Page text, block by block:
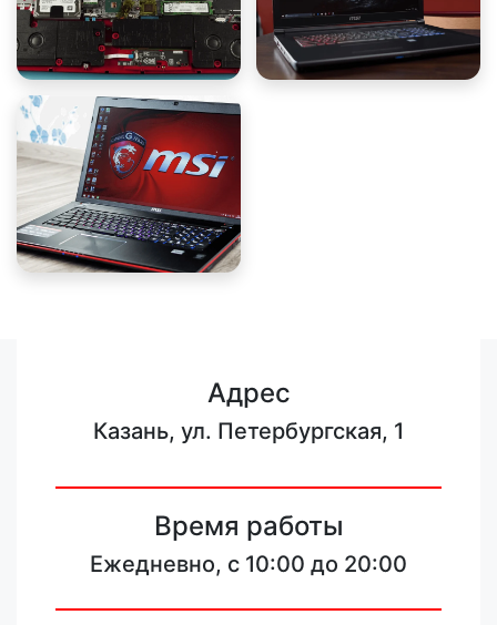
Адрес
Казань, ул. Петербургская, 1
Время работы
Ежедневно, с 10:00 до 20:00